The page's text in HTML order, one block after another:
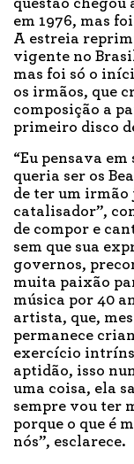
questão
em 1976, mas
A estreia
vigente no
mas foi só o
os irmãos, que
composição a
primeiro disco
“Eu pensava
queria ser os
de ter um irmão
catalisador”,
de compor e
sem que sua
governos,
muita paixão
música por 40
artista, que,
permanece
exercício
aptidão, isso
uma coisa, ela
sempre vou ter
porque o que é
nós”, esclarece.